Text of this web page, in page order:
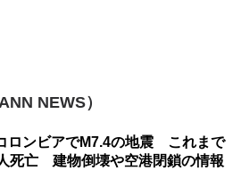
NEWS）
ロンビアでM7.4の地震 これまで
死亡 建物倒壊や空港閉鎖の情報